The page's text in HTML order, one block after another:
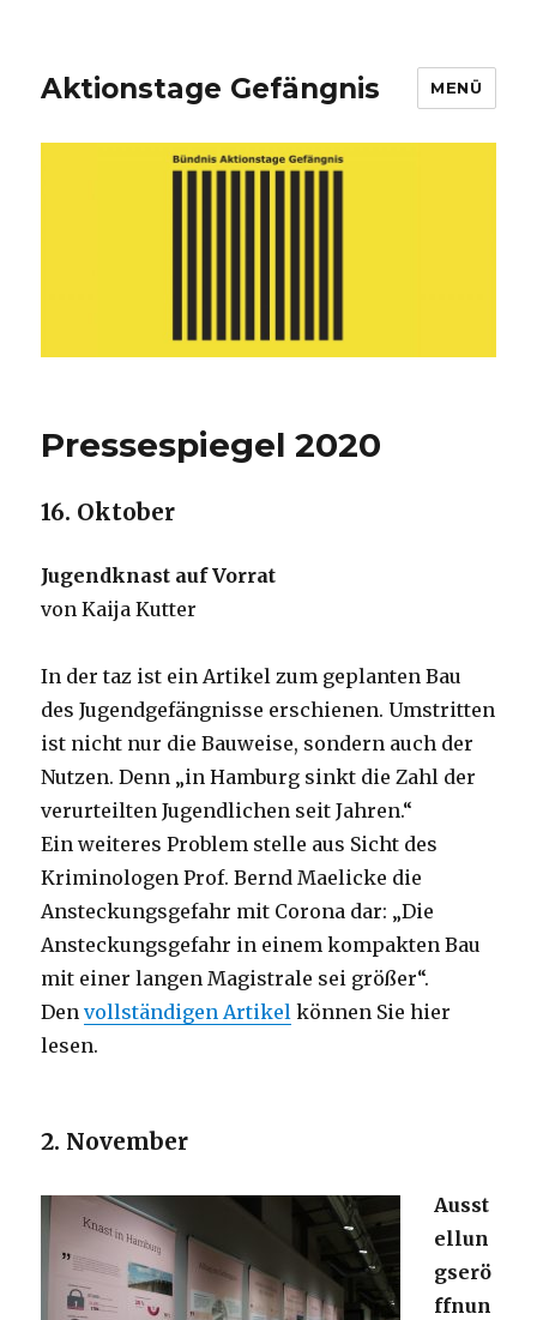
Aktionstage Gefängnis MENÜ
Pressespiegel 2020
16. Oktober
Jugendknast auf Vorrat
von Kaija Kutter
In der taz ist ein Artikel zum geplanten Bau
des Jugendgefängnisse erschienen. Umstritten
ist nicht nur die Bauweise, sondern auch der
Nutzen. Denn „in Hamburg sinkt die Zahl der
verurteilten Jugendlichen seit Jahren.“
Ein weiteres Problem stelle aus Sicht des
Kriminologen Prof. Bernd Maelicke die
Ansteckungsgefahr mit Corona dar: „Die
Ansteckungsgefahr in einem kompakten Bau
mit einer langen Magis­trale sei größer“.
Denvollständigen Artikel können Sie hier
lesen.
2. November
Ausst
ellun
gserö
ffnun